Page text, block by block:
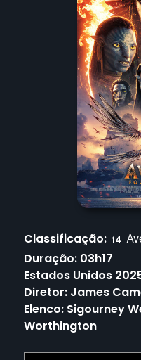
Classificação: 14
Duração: 03h17
Estados Unidos
Diretor: James
Elenco: Sigourney
Worthington